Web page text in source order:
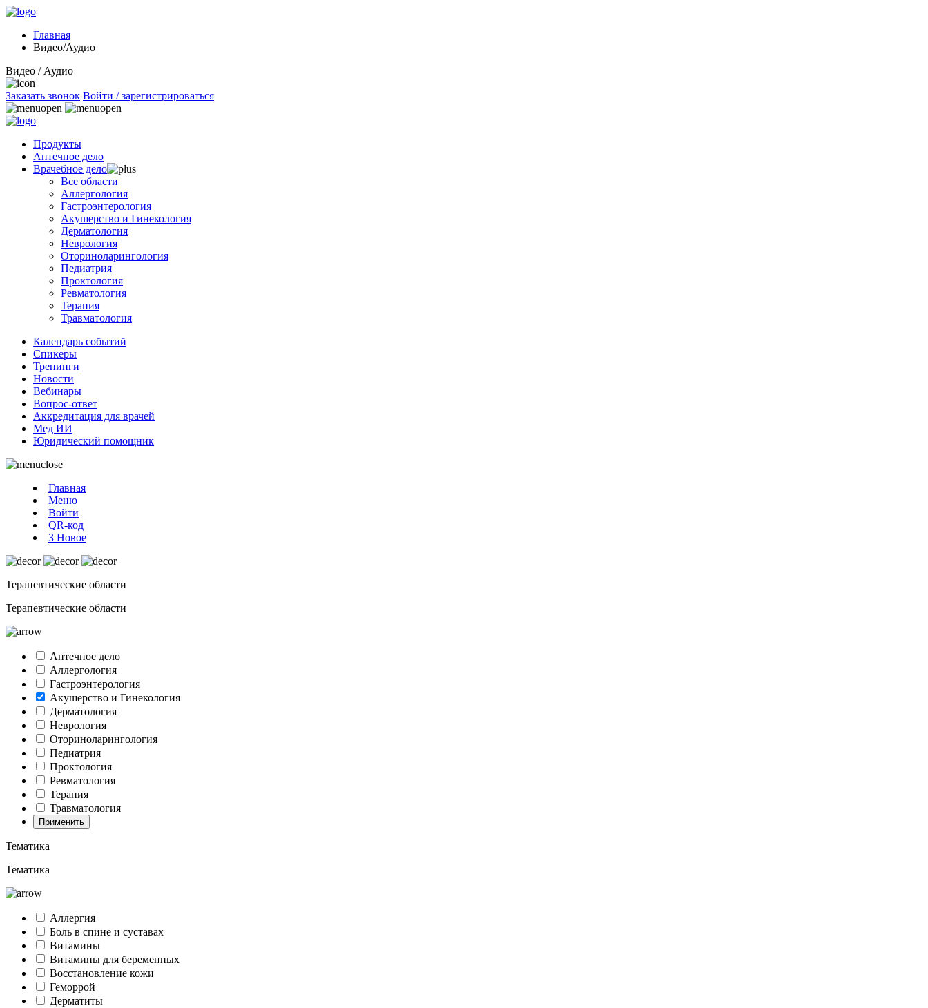
Главная
Видео/Аудио
Видео / Аудио
Заказать звонок Войти / зарегистрироваться
Продукты
Аптечное дело
Врачебное дело
Все области
Аллергология
Гастроэнтерология
Акушерство и Гинекология
Дерматология
Неврология
Оториноларингология
Педиатрия
Проктология
Ревматология
Терапия
Травматология
Календарь событий
Спикеры
Тренинги
Новости
Вебинары
Вопрос-ответ
Аккредитация для врачей
Мед ИИ
Юридический помощник
Главная
Меню
Войти
QR-код
3 Новое
Терапевтические области
Терапевтические области
Аптечное дело
Аллергология
Гастроэнтерология
Акушерство и Гинекология
Дерматология
Неврология
Оториноларингология
Педиатрия
Проктология
Ревматология
Терапия
Травматология
Применить
Тематика
Тематика
Аллергия
Боль в спине и суставах
Витамины
Витамины для беременных
Восстановление кожи
Геморрой
Дерматиты